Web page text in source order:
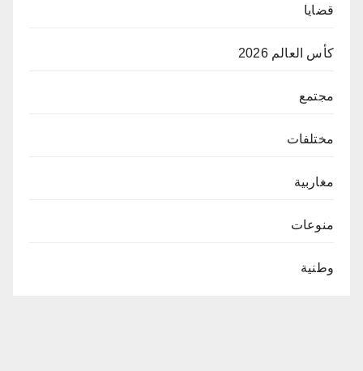
قضايا
كأس العالم 2026
مجتمع
مختلفات
مغاربية
منوعات
وطنية